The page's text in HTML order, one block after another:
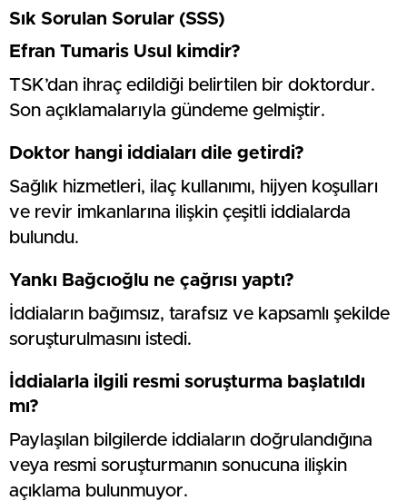
Sık Sorulan Sorular (SSS)
Efran Tumaris Usul kimdir?
TSK’dan ihraç edildiği belirtilen bir doktordur.
Son açıklamalarıyla gündeme gelmiştir.
Doktor hangi iddiaları dile getirdi?
Sağlık hizmetleri, ilaç kullanımı, hijyen koşulları
ve revir imkanlarına ilişkin çeşitli iddialarda
bulundu.
Yankı Bağcıoğlu ne çağrısı yaptı?
İddiaların bağımsız, tarafsız ve kapsamlı şekilde
soruşturulmasını istedi.
İddialarla ilgili resmi soruşturma başlatıldı
mı?
Paylaşılan bilgilerde iddiaların doğrulandığına
veya resmi soruşturmanın sonucuna ilişkin
açıklama bulunmuyor.